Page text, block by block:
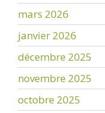
mars 2026
janvier 2026
décembre 2025
novembre 2025
octobre 2025